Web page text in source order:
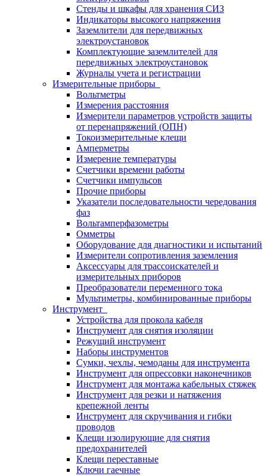
Стенды и шкафы для хранения СИЗ
Индикаторы высокого напряжения
Заземлители для передвижных
электроустановок
Комплектующие заземлителей для
передвижных электроустановок
Журналы учета и регистрации
Измерительные приборы
Вольтметры
Измерения расстояния
Измерители параметров устройств защиты
от перенапряжений (ОПН)
Токоизмерительные клещи
Амперметры
Измерение температуры
Счетчики времени работы
Счетчики импульсов
Прочие приборы
Указатели последовательности чередования
фаз
Вольтамперфазометры
Омметры
Оборудование для диагностики и испытаний
Измерители сопротивления заземления
Аксессуары для трассоискателей и
измерительных приборов
Преобразователи переменного тока
Мультиметры, комбинированные приборы
Инструмент
Устройства для прокола кабеля
Инструмент для снятия изоляции
Режущий инструмент
Наборы инструментов
Сумки, чехлы, чемоданы для инструмента
Инструмент для опрессовки наконечников
Инструмент для монтажа кабельных стяжек
Инструмент для резки и натяжения
крепежной ленты
Инструмент для скручивания и гибки
проводов
Клещи изолирующие для снятия
предохранителей
Клещи переставные
Ключи гаечные